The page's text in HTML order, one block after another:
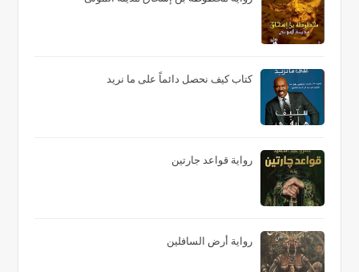
كتاب كيف نحصل دائماً على ما نريد
رواية قواعد جارتين
رواية أرض السافلين